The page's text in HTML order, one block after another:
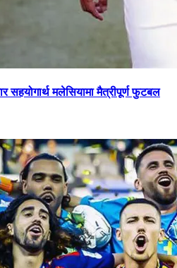
सहयोगार्थ मलेसियामा मैत्रीपूर्ण फुटबल